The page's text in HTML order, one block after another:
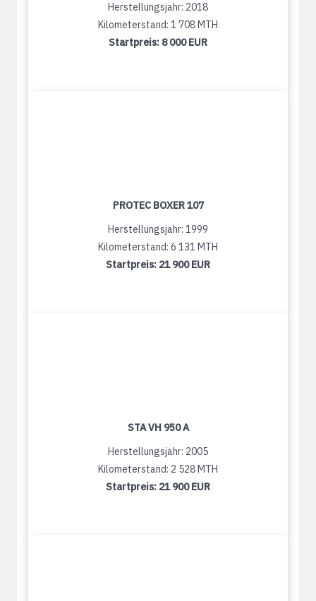
Herstellungsjahr: 2018
Kilometerstand: 1 708 MTH
Startpreis: 8 000 EUR
PROTEC BOXER 107
Herstellungsjahr: 1999
Kilometerstand: 6 131 MTH
Startpreis: 21 900 EUR
STA VH 950 A
Herstellungsjahr: 2005
Kilometerstand: 2 528 MTH
Startpreis: 21 900 EUR